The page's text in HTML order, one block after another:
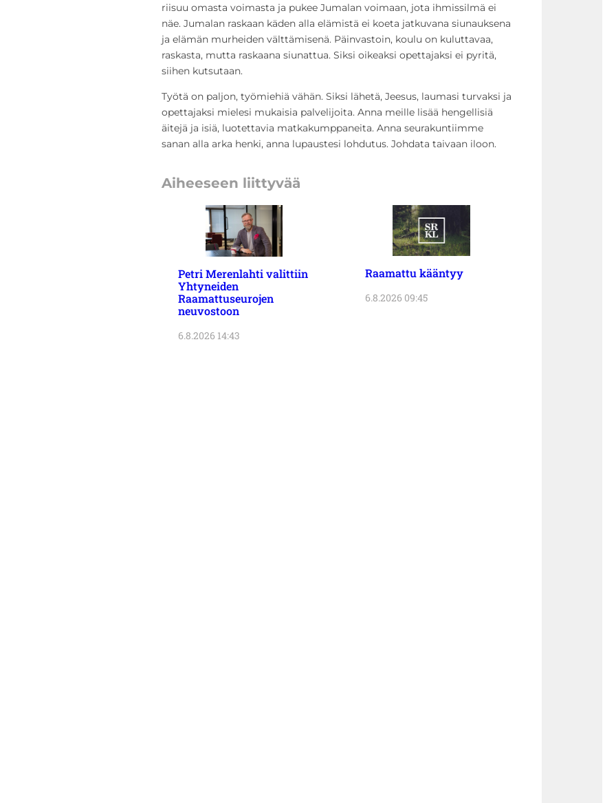
riisuu omasta voimasta ja pukee Jumalan voimaan, jota ihmissilmä ei
näe. Jumalan raskaan käden alla elämistä ei koeta jatkuvana siunauksena
ja elämän murheiden välttämisenä. Päinvastoin, koulu on kuluttavaa,
raskasta, mutta raskaana siunattua. Siksi oikeaksi opettajaksi ei pyritä,
siihen kutsutaan.
Työtä on paljon, työmiehiä vähän. Siksi lähetä, Jeesus, laumasi turvaksi ja
opettajaksi mielesi mukaisia palvelijoita. Anna meille lisää hengellisiä
äitejä ja isiä, luotettavia matkakumppaneita. Anna seurakuntiimme
sanan alla arka henki, anna lupaustesi lohdutus. Johdata taivaan iloon.
Aiheeseen liittyvää
Petri Merenlahti valittiin
Yhtyneiden
Raamattuseurojen
neuvostoon
6.8.2026 14:43
Raamattu kääntyy
6.8.2026 09:45